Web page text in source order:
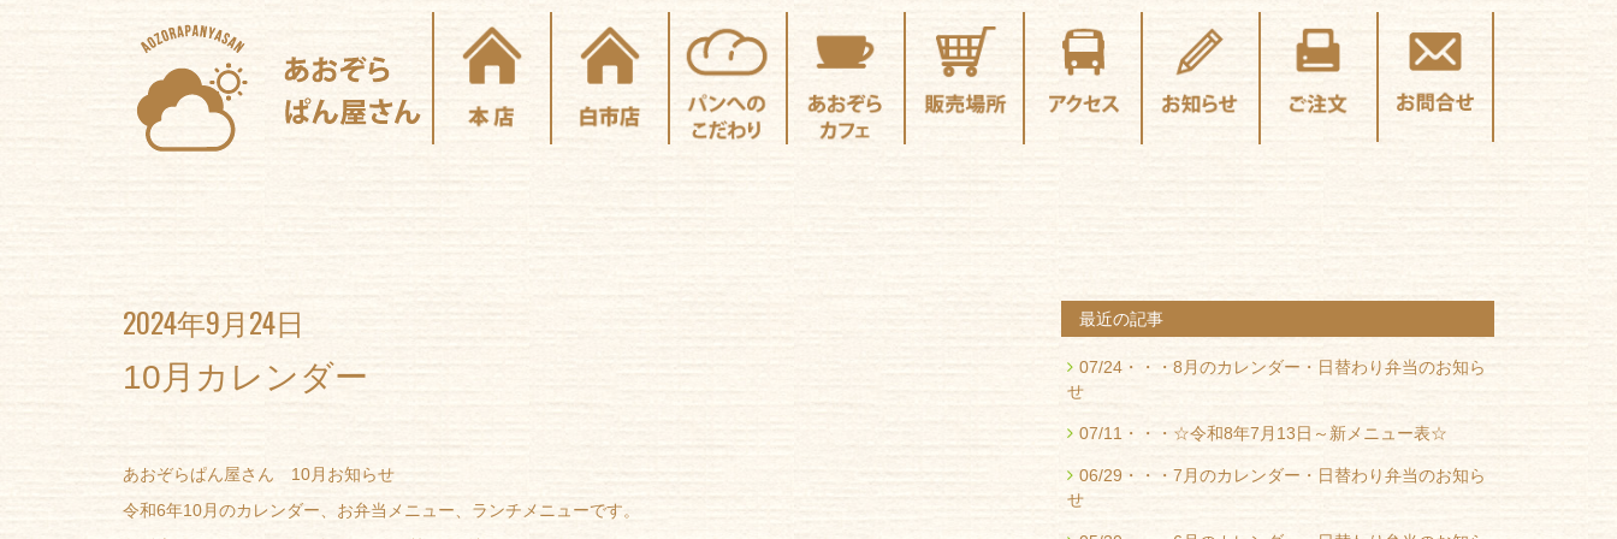
2024年9月24日
10月カレンダー
あおぞらぱん屋さん 10月お知らせ
令和6年10月のカレンダー、お弁当メニュー、ランチメニューです。
最近の記事
07/24・・・ 8月のカレンダー・日替わり弁当のお知ら
せ
07/11・・・ ☆令和8年7月13日～新メニュー表☆
06/29・・・ 7月のカレンダー・日替わり弁当のお知ら
せ